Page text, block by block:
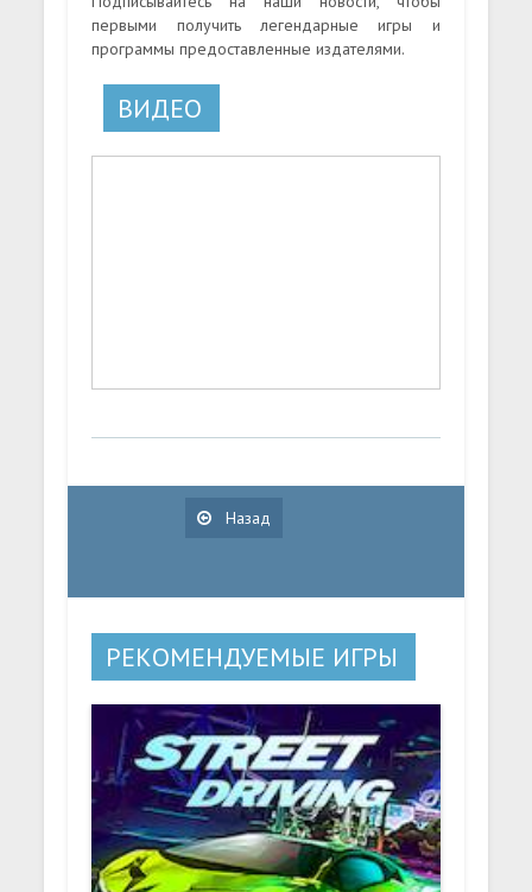
первыми получить легендарные игры и
программы предоставленные издателями.
ВИДЕО
Назад
РЕКОМЕНДУЕМЫЕ ИГРЫ